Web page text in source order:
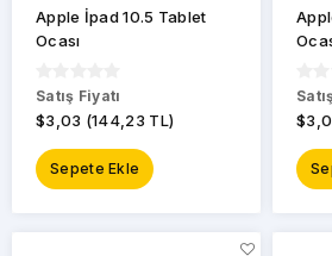
Apple İpad 10.5 Tablet
Ocası
Satış Fiyatı
$3,03 (144,23 TL)
Sepete Ekle